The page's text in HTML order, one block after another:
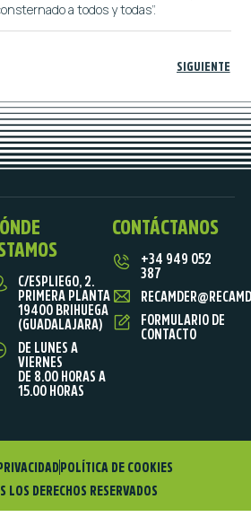
a todos y todas”.
SIGUIENTE
C/ESPLIEGO, 2.
PRIMERA PLANTA
19400 BRIHUEGA
(GUADALAJARA)
DE LUNES A
VIERNES
DE 8.00 HORAS A
15.00 HORAS
CONTÁCTANOS
+34 949 052
387
FORMULARIO DE
CONTACTO
DERECHOS RESERVADOS
POLÍTICA DE COOKIES